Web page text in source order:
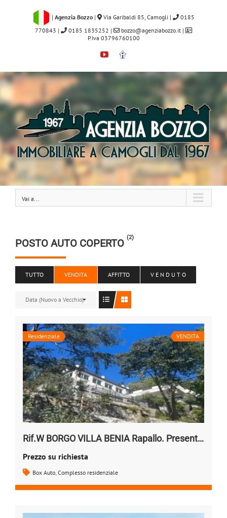
| Agenzia Bozzo | Via Garibaldi 85, Camogli |
0185
770843 | 0185 1835252 | bozzo@agenziabozzo.it|
P.Iva 03796760100
YouTube
Immobiliare.it
Vai a...
POSTO AUTO COPERTO (2)
TUTTO VENDITA AFFITTO V E N D U T O
Data (Nuovo a Vecchio)
Residenziale VENDITA
Rif.W BORGO VILLA BENIA Rapallo. Presentazione
Prezzo su richiesta
Box Auto, Complesso residenziale